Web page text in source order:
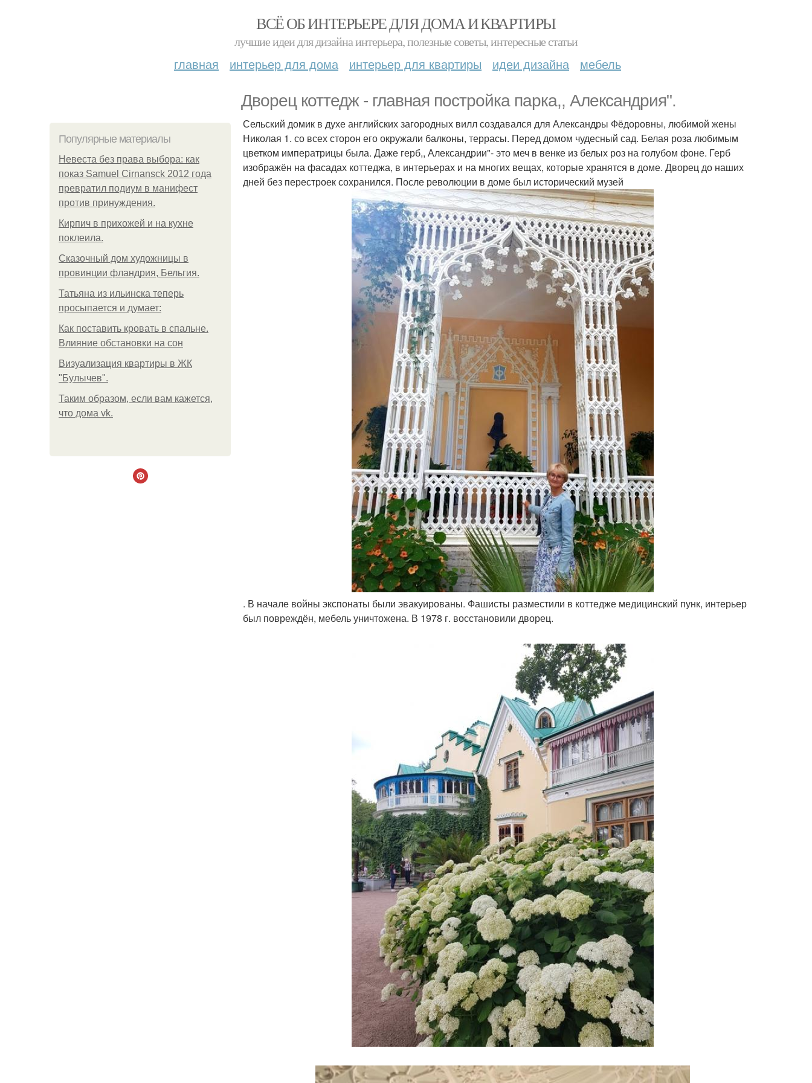
ВСЁ ОБ ИНТЕРЬЕРЕ ДЛЯ ДОМА И КВАРТИРЫ
лучшие идеи для дизайна интерьера, полезные советы, интересные статьи
главная интерьер для дома интерьер для квартиры идеи дизайна мебель
Дворец коттедж - главная постройка парка,, Александрия".
Популярные материалы
Невеста без права выбора: как
показ Samuel Cirnansck 2012 года
превратил подиум в манифест
против принуждения.
Кирпич в прихожей и на кухне
поклеила.
Сказочный дом художницы в
провинции фландрия, Бельгия.
Татьяна из ильинска теперь
просыпается и думает:
Как поставить кровать в спальне.
Влияние обстановки на сон
Визуализация квартиры в ЖК
"Булычев".
Таким образом, если вам кажется,
что дома vk.
Сельский домик в духе английских загородных вилл создавался для Александры Фёдоровны, любимой жены
Николая 1. со всех сторон его окружали балконы, террасы. Перед домом чудесный сад. Белая роза любимым
цветком императрицы была. Даже герб,, Александрии"- это меч в венке из белых роз на голубом фоне. Герб
изображён на фасадах коттеджа, в интерьерах и на многих вещах, которые хранятся в доме. Дворец до наших
дней без перестроек сохранился. После революции в доме был исторический музей
. В начале войны экспонаты были эвакуированы. Фашисты разместили в коттедже медицинский пунк, интерьер
был повреждён, мебель уничтожена. В 1978 г. восстановили дворец.